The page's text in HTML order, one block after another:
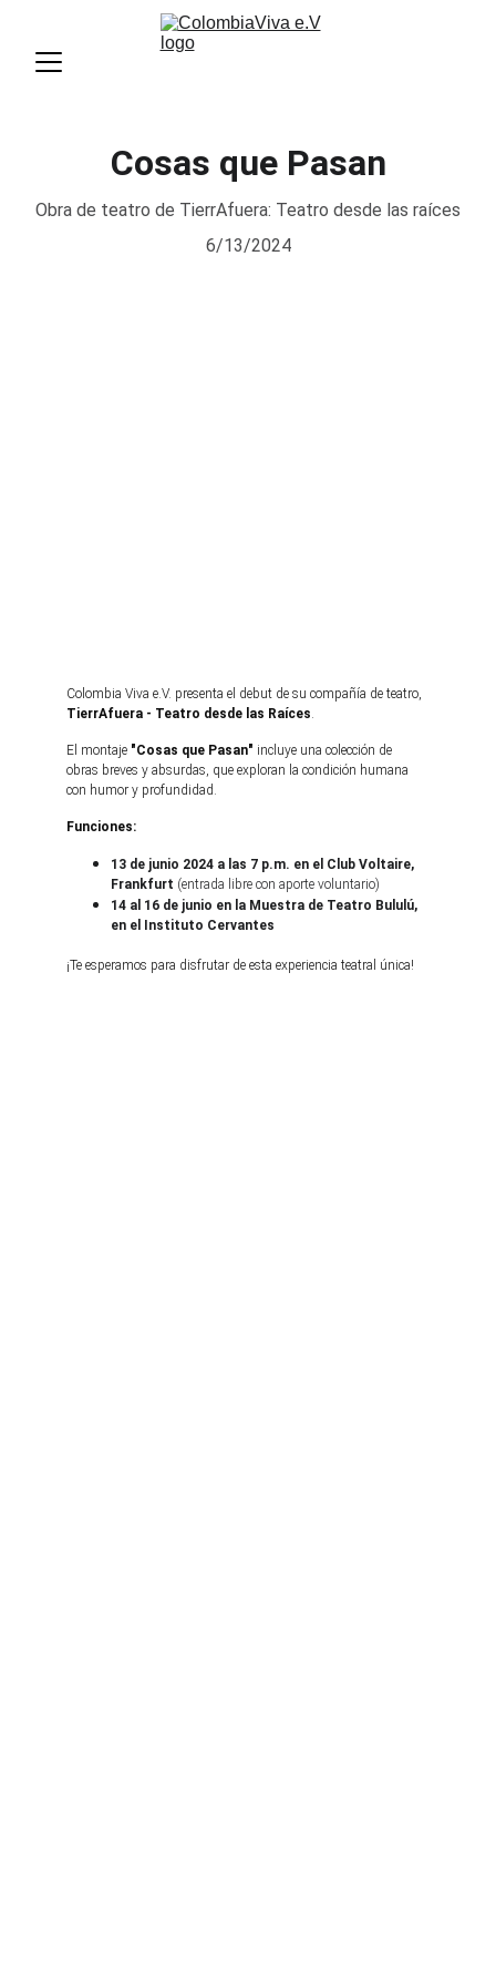
Cosas que Pasan
Obra de teatro de TierrAfuera: Teatro desde las raíces
6/13/2024
Colombia Viva e.V. presenta el debut de su compañía de teatro,
TierrAfuera - Teatro desde las Raíces.
El montaje "Cosas que Pasan" incluye una colección de
obras breves y absurdas, que exploran la condición humana
con humor y profundidad.
Funciones:
13 de junio 2024 a las 7 p.m. en el Club Voltaire,
Frankfurt (entrada libre con aporte voluntario)
14 al 16 de junio en la Muestra de Teatro Bululú,
en el Instituto Cervantes
¡Te esperamos para disfrutar de esta experiencia teatral única!